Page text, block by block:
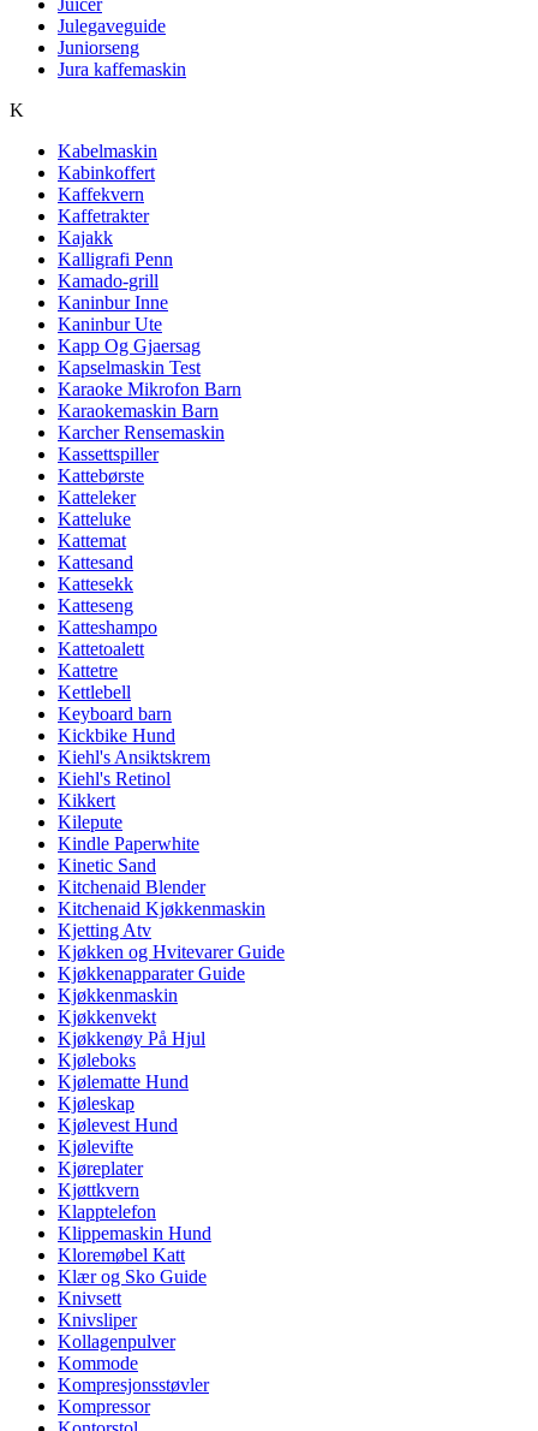
Juicer
Julegaveguide
Juniorseng
Jura kaffemaskin
K
Kabelmaskin
Kabinkoffert
Kaffekvern
Kaffetrakter
Kajakk
Kalligrafi Penn
Kamado-grill
Kaninbur Inne
Kaninbur Ute
Kapp Og Gjaersag
Kapselmaskin Test
Karaoke Mikrofon Barn
Karaokemaskin Barn
Karcher Rensemaskin
Kassettspiller
Kattebørste
Katteleker
Katteluke
Kattemat
Kattesand
Kattesekk
Katteseng
Katteshampo
Kattetoalett
Kattetre
Kettlebell
Keyboard barn
Kickbike Hund
Kiehl's Ansiktskrem
Kiehl's Retinol
Kikkert
Kilepute
Kindle Paperwhite
Kinetic Sand
Kitchenaid Blender
Kitchenaid Kjøkkenmaskin
Kjetting Atv
Kjøkken og Hvitevarer Guide
Kjøkkenapparater Guide
Kjøkkenmaskin
Kjøkkenvekt
Kjøkkenøy På Hjul
Kjøleboks
Kjølematte Hund
Kjøleskap
Kjølevest Hund
Kjølevifte
Kjøreplater
Kjøttkvern
Klapptelefon
Klippemaskin Hund
Kloremøbel Katt
Klær og Sko Guide
Knivsett
Knivsliper
Kollagenpulver
Kommode
Kompresjonsstøvler
Kompressor